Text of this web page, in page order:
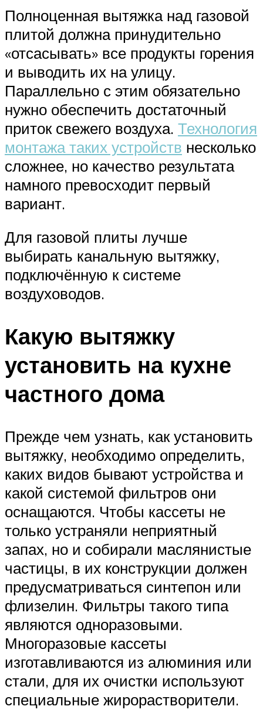
Полноценная вытяжка над газовой
плитой должна принудительно
«отсасывать» все продукты горения
и выводить их на улицу.
Параллельно с этим обязательно
нужно обеспечить достаточный
приток свежего воздуха. Технология
монтажа таких устройств несколько
сложнее, но качество результата
намного превосходит первый
вариант.
Для газовой плиты лучше
выбирать канальную вытяжку,
подключённую к системе
воздуховодов.
Какую вытяжку
установить на кухне
частного дома
Прежде чем узнать, как установить
вытяжку, необходимо определить,
каких видов бывают устройства и
какой системой фильтров они
оснащаются. Чтобы кассеты не
только устраняли неприятный
запах, но и собирали маслянистые
частицы, в их конструкции должен
предусматриваться синтепон или
флизелин. Фильтры такого типа
являются одноразовыми.
Многоразовые кассеты
изготавливаются из алюминия или
стали, для их очистки используют
специальные жирорастворители.